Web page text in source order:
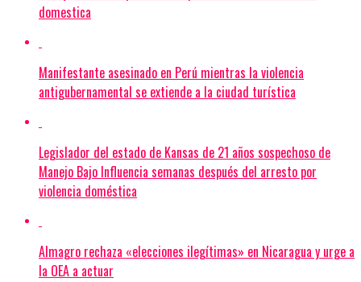
domestica
Manifestante asesinado en Perú mientras la violencia
antigubernamental se extiende a la ciudad turística
Legislador del estado de Kansas de 21 años sospechoso de
Manejo Bajo Influencia semanas después del arresto por
violencia doméstica
Almagro rechaza «elecciones ilegítimas» en Nicaragua y urge a
la OEA a actuar